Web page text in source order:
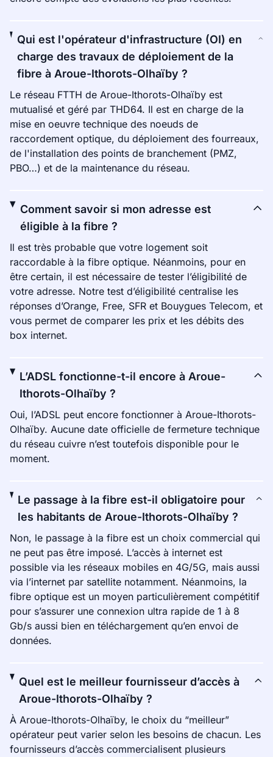
Qui est l'opérateur d'infrastructure (OI) en
charge des travaux de déploiement de la
fibre à Aroue-Ithorots-Olhaïby ?
Le réseau FTTH de Aroue-Ithorots-Olhaïby est
mutualisé et géré par THD64. Il est en charge de la
mise en oeuvre technique des noeuds de
raccordement optique, du déploiement des fourreaux,
de l'installation des points de branchement (PMZ,
PBO…) et de la maintenance du réseau.
Comment savoir si mon adresse est
éligible à la fibre ?
Il est très probable que votre logement soit
raccordable à la fibre optique. Néanmoins, pour en
être certain, il est nécessaire de tester l’éligibilité de
votre adresse. Notre test d’éligibilité centralise les
réponses d’Orange, Free, SFR et Bouygues Telecom, et
vous permet de comparer les prix et les débits des
box internet.
L’ADSL fonctionne-t-il encore à Aroue-
Ithorots-Olhaïby ?
Oui, l’ADSL peut encore fonctionner à Aroue-Ithorots-
Olhaïby. Aucune date officielle de fermeture technique
du réseau cuivre n’est toutefois disponible pour le
moment.
Le passage à la fibre est-il obligatoire pour
les habitants de Aroue-Ithorots-Olhaïby ?
Non, le passage à la fibre est un choix commercial qui
ne peut pas être imposé. L’accès à internet est
possible via les réseaux mobiles en 4G/5G, mais aussi
via l’internet par satellite notamment. Néanmoins, la
fibre optique est un moyen particulièrement compétitif
pour s’assurer une connexion ultra rapide de 1 à 8
Gb/s aussi bien en téléchargement qu’en envoi de
données.
Quel est le meilleur fournisseur d’accès à
Aroue-Ithorots-Olhaïby ?
À Aroue-Ithorots-Olhaïby, le choix du “meilleur”
opérateur peut varier selon les besoins de chacun. Les
fournisseurs d’accès commercialisent plusieurs